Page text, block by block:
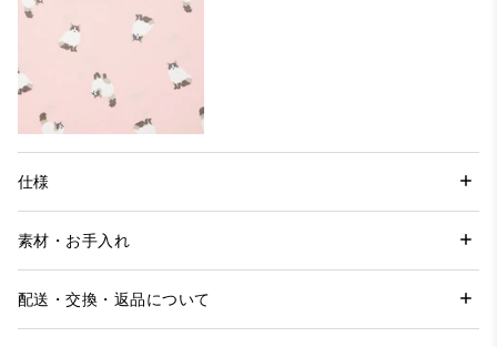
仕様
素材・お手入れ
配送・交換・返品について